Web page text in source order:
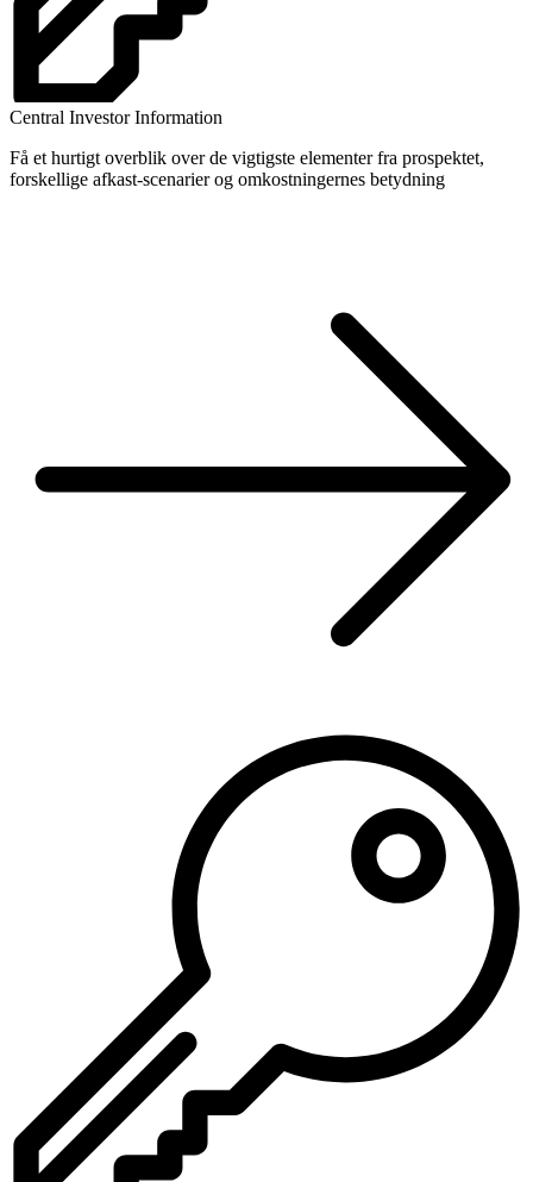
Central Investor Information
Få et hurtigt overblik over de vigtigste elementer fra prospektet,
forskellige afkast-scenarier og omkostningernes betydning